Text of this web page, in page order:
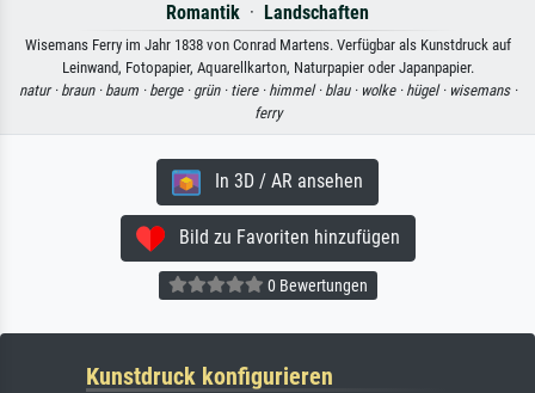
Romantik · Landschaften
Wisemans Ferry im Jahr 1838 von Conrad Martens. Verfügbar als Kunstdruck auf
Leinwand, Fotopapier, Aquarellkarton, Naturpapier oder Japanpapier.
natur · braun · baum · berge · grün · tiere · himmel · blau · wolke · hügel · wisemans ·
ferry
In 3D / AR ansehen
Bild zu Favoriten hinzufügen
0 Bewertungen
Kunstdruck konfigurieren